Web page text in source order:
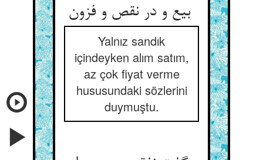
بیع و در نقص و فزون
Yalnız sandık
içindeyken alım satım,
az çok fiyat verme
hususundaki sözlerini
duymuştu.